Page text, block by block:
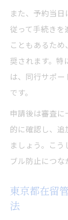
また、予約当
従って手続きを
こともあるた
奨されます。
は、同行サポ
です。
申請後は審査
的に確認し、
ましょう。こ
ブル防止につな
東京都在留
法